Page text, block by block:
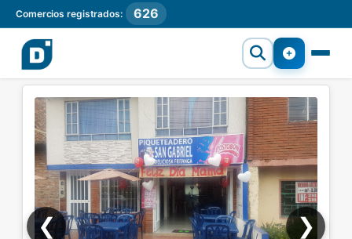
Comercios registrados: 626
❮ ❯